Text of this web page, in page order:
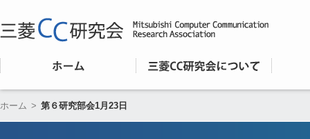
ホーム > 第６研究部会1月23日